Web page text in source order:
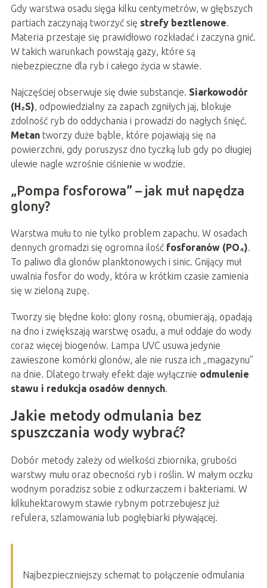
Gdy warstwa osadu sięga kilku centymetrów, w głębszych
partiach zaczynają tworzyć się strefy beztlenowe.
Materia przestaje się prawidłowo rozkładać i zaczyna gnić.
W takich warunkach powstają gazy, które są
niebezpieczne dla ryb i całego życia w stawie.
Najczęściej obserwuje się dwie substancje. Siarkowodór
(H₂S), odpowiedzialny za zapach zgniłych jaj, blokuje
zdolność ryb do oddychania i prowadzi do nagłych śnięć.
Metantworzy duże bąble, które pojawiają się na
powierzchni, gdy poruszysz dno tyczką lub gdy po długiej
ulewie nagle wzrośnie ciśnienie w wodzie.
„Pompa fosforowa” – jak muł napędza
glony?
Warstwa mułu to nie tylko problem zapachu. W osadach
dennych gromadzi się ogromna ilość fosforanów (PO₄).
To paliwo dla glonów planktonowych i sinic. Gnijący muł
uwalnia fosfor do wody, która w krótkim czasie zamienia
się w zieloną zupę.
Tworzy się błędne koło: glony rosną, obumierają, opadają
na dno i zwiększają warstwę osadu, a muł oddaje do wody
coraz więcej biogenów. Lampa UVC usuwa jedynie
zawieszone komórki glonów, ale nie rusza ich „magazynu”
na dnie. Dlatego trwały efekt daje wyłącznie odmulenie
stawu i redukcja osadów dennych.
Jakie metody odmulania bez
spuszczania wody wybrać?
Dobór metody zależy od wielkości zbiornika, grubości
warstwy mułu oraz obecności ryb i roślin. W małym oczku
wodnym poradzisz sobie z odkurzaczem i bakteriami. W
kilkuhektarowym stawie rybnym potrzebujesz już
refulera, szlamowania lub pogłębiarki pływającej.
Najbezpieczniejszy schemat to połączenie odmulania